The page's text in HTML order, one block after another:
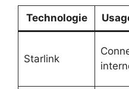
Technologie
Starlink